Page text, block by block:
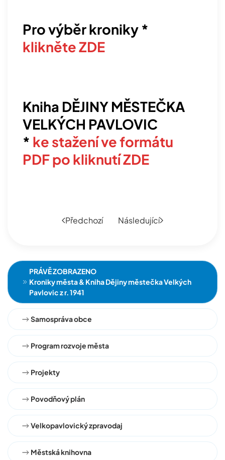
PRÁVĚ ZOBRAZENO
Kroniky města & Kniha Dějiny městečka Velkých
Pavlovic z r. 1941
Samospráva obce
Program rozvoje města
Projekty
Povodňový plán
Velkopavlovický zpravodaj
Městská knihovna
Pro výběr kroniky *
klikněte ZDE
Kniha DĚJINY MĚSTEČKA
VELKÝCH PAVLOVIC
* ke stažení ve formátu
PDF po kliknutí ZDE
Předchozí Následující